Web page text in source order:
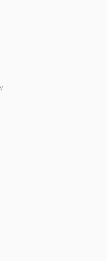
жирных кислот
(протеины пшеницы), D-
Acid (гиалуроновая